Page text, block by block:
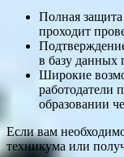
Полная
проходит
в базу данных
Широкие
работодатели
образовании
Если вам
техникума или